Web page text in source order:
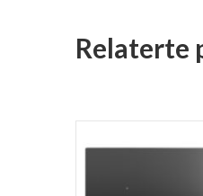
Relaterte